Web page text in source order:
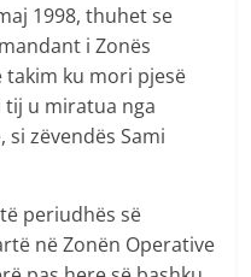
1998, thuhet se
i Zonës
takim ku mori pjesë
tij u miratua nga
zëvendës Sami
periudhës së
në Zonën Operative